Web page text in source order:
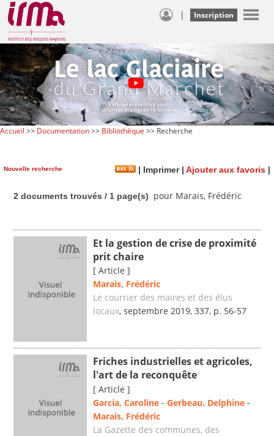
| Inscription
Accueil >> Documentation>> Bibliothèque >> Recherche
Nouvelle recherche | Imprimer| Ajouter aux favoris |
2 documents trouvés / 1 page(s) pour Marais, Frédéric
Et la gestion de crise de proximité
prit chaire
[ Article ]
Marais, Frédéric
Le courrier des maires et des élus
locaux, septembre 2019, 337, p. 56-57
Friches industrielles et agricoles,
l'art de la reconquête
[ Article ]
Garcia, Caroline - Gerbeau, Delphine -
Marais, Frédéric
La Gazette des communes, des